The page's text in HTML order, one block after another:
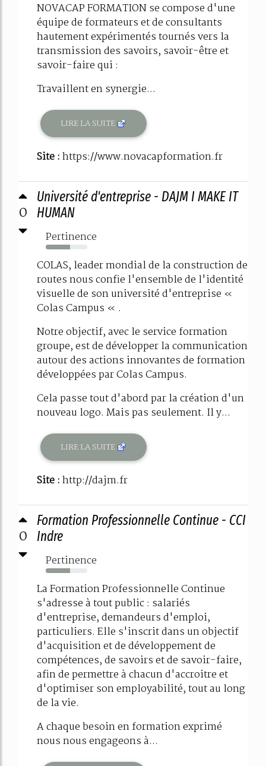
NOVACAP FORMATION se compose d'une
équipe de formateurs et de consultants
hautement expérimentés tournés vers la
transmission des savoirs, savoir-être et
savoir-faire qui :
Travaillent en synergie...
LIRE LA SUITE
Site :https://www.novacapformation.fr
0
Université d'entreprise - DAJM I MAKE IT
HUMAN
Pertinence
59%
COLAS, leader mondial de la construction de
routes nous confie l'ensemble de l'identité
visuelle de son université d'entreprise «
Colas Campus « .
Notre objectif, avec le service formation
groupe, est de développer la communication
autour des actions innovantes de formation
développées par Colas Campus.
Cela passe tout d'abord par la création d'un
nouveau logo. Mais pas seulement. Il y...
LIRE LA SUITE
Site :http://dajm.fr
0
Formation Professionnelle Continue - CCI
Indre
Pertinence
58%
La Formation Professionnelle Continue
s'adresse à tout public : salariés
d'entreprise, demandeurs d'emploi,
particuliers. Elle s'inscrit dans un objectif
d'acquisition et de développement de
compétences, de savoirs et de savoir-faire,
afin de permettre à chacun d'accroitre et
d'optimiser son employabilité, tout au long
de la vie.
A chaque besoin en formation exprimé
nous nous engageons à...